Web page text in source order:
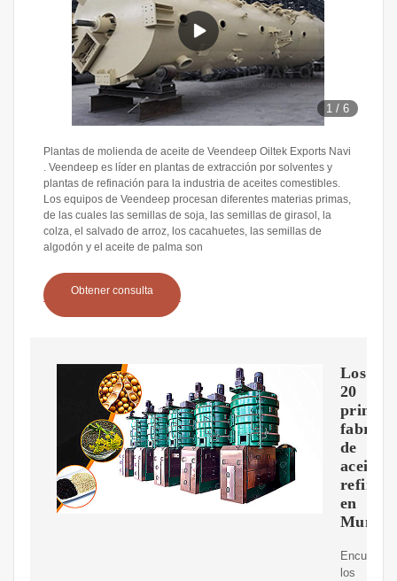
1 /6
Plantas de molienda de aceite de Veendeep Oiltek Exports Navi
. Veendeep es líder en plantas de extracción por solventes y
plantas de refinación para la industria de aceites comestibles.
Los equipos de Veendeep procesan diferentes materias primas,
de las cuales las semillas de soja, las semillas de girasol, la
colza, el salvado de arroz, los cacahuetes, las semillas de
algodón y el aceite de palma son
Obtener consulta
Los
20
de
aceite
en
Encuentre
los